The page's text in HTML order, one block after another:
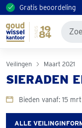
Gratis beoordeling
Veilingen Maart 2021
SIERADEN
Bieden vanaf: 15
ALLE